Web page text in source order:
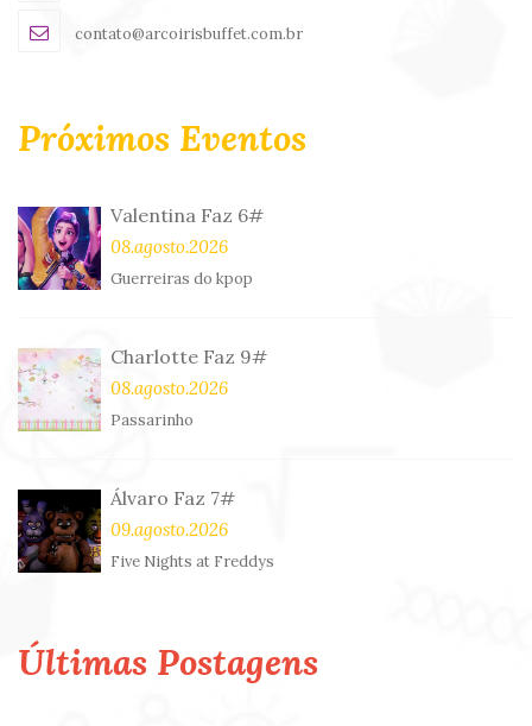
contato@arcoirisbuffet.com.br
Próximos Eventos
Valentina Faz 6#
08.agosto.2026
Guerreiras do kpop
Charlotte Faz 9#
08.agosto.2026
Passarinho
Álvaro Faz 7#
09.agosto.2026
Five Nights at Freddys
Últimas Postagens